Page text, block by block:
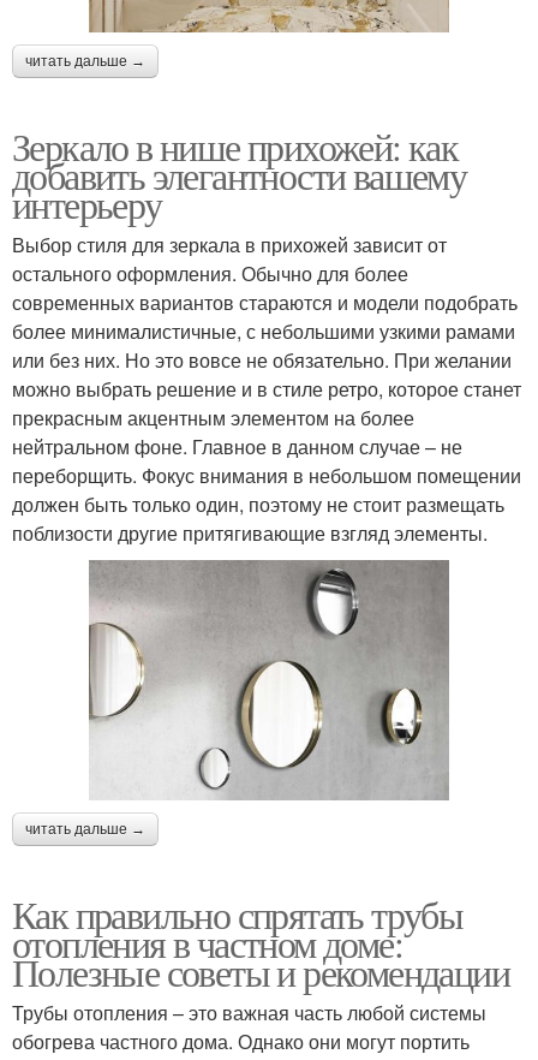
читать дальше →
Зеркало в нише прихожей: как
добавить элегантности вашему
интерьеру
Выбор стиля для зеркала в прихожей зависит от
остального оформления. Обычно для более
современных вариантов стараются и модели подобрать
более минималистичные, с небольшими узкими рамами
или без них. Но это вовсе не обязательно. При желании
можно выбрать решение и в стиле ретро, которое станет
прекрасным акцентным элементом на более
нейтральном фоне. Главное в данном случае – не
переборщить. Фокус внимания в небольшом помещении
должен быть только один, поэтому не стоит размещать
поблизости другие притягивающие взгляд элементы.
читать дальше →
Как правильно спрятать трубы
отопления в частном доме:
Полезные советы и рекомендации
Трубы отопления – это важная часть любой системы
обогрева частного дома. Однако они могут портить